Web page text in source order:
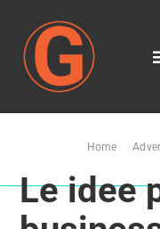
contenuto
Home
Home
Le idee